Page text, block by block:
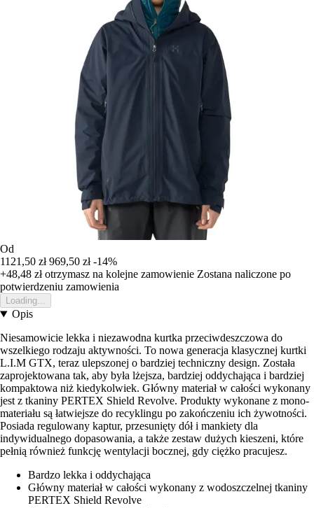
Od
1121,50 zł 969,50 zł -14%
+48,48 złotrzymasz na kolejne zamowienie Zostana naliczone po
potwierdzeniu zamowienia
Loading...
Opis
Niesamowicie lekka i niezawodna kurtka przeciwdeszczowa do
wszelkiego rodzaju aktywności. To nowa generacja klasycznej kurtki
L.I.M GTX, teraz ulepszonej o bardziej techniczny design. Została
zaprojektowana tak, aby była lżejsza, bardziej oddychająca i bardziej
kompaktowa niż kiedykolwiek. Główny materiał w całości wykonany
jest z tkaniny PERTEX Shield Revolve. Produkty wykonane z mono-
materiału są łatwiejsze do recyklingu po zakończeniu ich żywotności.
Posiada regulowany kaptur, przesunięty dół i mankiety dla
indywidualnego dopasowania, a także zestaw dużych kieszeni, które
pełnią również funkcję wentylacji bocznej, gdy ciężko pracujesz.
Bardzo lekka i oddychająca
Główny materiał w całości wykonany z wodoszczelnej tkaniny
PERTEX Shield Revolve